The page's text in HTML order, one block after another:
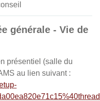
générale - Vie de
présentiel (salle du
au lien suivant :